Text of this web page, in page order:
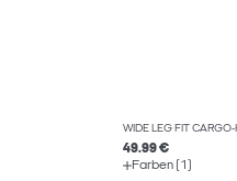
WIDE LEG FIT
49.99 €
Farben (1)